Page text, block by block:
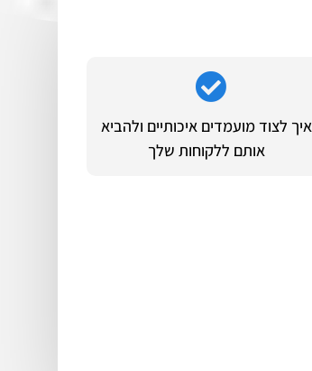
איך לצוד מועמדים איכותיים ולהביא
אותם ללקוחות שלך